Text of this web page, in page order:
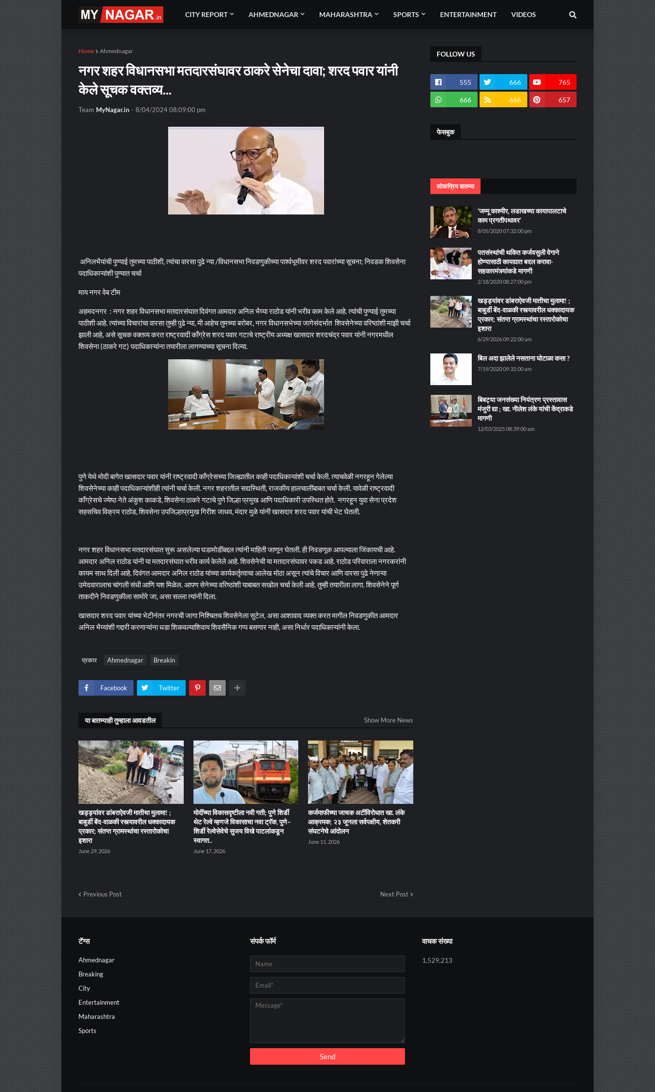
CITY REPORT AHMEDNAGAR MAHARASHTRA SPORTS ENTERTAINMENT VIDEOS
Home Ahmednagar
नगर शहर विधानसभा मतदारसंघावर ठाकरे सेनेचा दावा; शरद पवार यांनी
केले सूचक वक्तव्य...
Team MyNagar.in - 8/04/2024 08:09:00 pm
अनिलभैयांची पुण्याई तुमच्या पाठीशी, त्यांचा वारसा पुढे न्या /विधानसभा निवडणुकीच्या पार्श्वभूमीवर शरद पवारांच्या सूचना; निवडक शिवसेना
पदाधिकाऱ्यांशी पुण्यात चर्चा
माय नगर वेब टीम
अहमदनगर : नगर शहर विधानसभा मतदारसंघात दिवंगत आमदार अनिल भैय्या राठोड यांनी भरीव काम केले आहे. त्यांची पुण्याई तुमच्या
पाठीशी आहे. त्यांच्या विचारांचा वारसा तुम्ही पुढे न्या, मी आहेच तुमच्या बरोबर, नगर विधानसभेच्या जागेसंदर्भात शिवसेनेच्या वरिष्ठांशी माझी चर्चा
झाली आहे, असे सूचक वक्तव्य करत राष्ट्रवादी काँग्रेस शरद पवार गटाचे राष्ट्रीय अध्यक्ष खासदार शरदचंद्र पवार यांनी नगरमधील
शिवसेना (ठाकरे गट) पदाधिकाऱ्यांना तयारीला लागण्याच्या सूचना दिल्या.
पुणे येथे मोदी बागेत खासदार पवार यांनी राष्ट्रवादी काँग्रेसच्या जिल्ह्यातील काही पदाधिकाऱ्यांशी चर्चा केली. त्याचवेळी नगरहून गेलेल्या
शिवसेनेच्या काही पदाधिकाऱ्यांशीही त्यांनी चर्चा केली. नगर शहरातील सद्यस्थिती, राजकीय हालचालींबाबत चर्चा केली. यावेळी राष्ट्रवादी
काँग्रेसचे ज्येष्ठ नेते अंकुश काकडे, शिवसेना ठाकरे गटाचे पुणे जिल्हा प्रमुख आणि पदाधिकारी उपस्थित होते. नगरहून युवा सेना प्रदेश
सहसचिव विक्रम राठोड, शिवसेना उपजिल्हाप्रमुख गिरीश जाधव, मंदार मुळे यांनी खासदार शरद पवार यांची भेट घेतली.
नगर शहर विधानसभा मतदारसंघात सुरू असलेल्या घडामोडींबद्दल त्यांनी माहिती जाणून घेतली. ही निवडणूक आपल्याला जिंकायची आहे.
आमदार अनिल राठोड यांनी या मतदारसंघात भरीव कार्य केलेले आहे. शिवसेनेची या मतदारसंघावर पकड आहे. राठोड परिवाराला नगरकरांनी
कायम साथ दिली आहे. दिवंगत आमदार अनिल राठोड यांच्या कार्यकर्तृत्वाचा आलेख मोठा असून त्यांचे विचार आणि वारसा पुढे नेणाऱ्या
उमेदवारालाच चांगली संधी आणि यश मिळेल. आपण सेनेच्या वरिष्ठांशी याबाबत सखोल चर्चा केली आहे. तुम्ही तयारीला लागा. शिवसेनेने पूर्ण
ताकदीने निवडणुकीला सामोरे जा, असा सल्ला त्यांनी दिला.
खासदार शरद पवार यांच्या भेटीनंतर नगरची जागा निश्चितच शिवसेनेला सुटेल, असा आशावाद व्यक्त करत मागील निवडणुकीत आमदार
अनिल भैय्यांशी गद्दारी करणाऱ्यांना धडा शिकवल्याशिवाय शिवसैनिक गप्प बसणार नाही, असा निर्धार पदाधिकाऱ्यांनी केला.
प्रकार Ahmednagar Breakin
Facebook Twitter
या बातम्याही तुम्हाला आवडतील Show More News
खड्ड्यांवर डांबराऐवजी मातीचा मुलामा! ;
बाबुर्डी बेंद-वाळकी रस्त्यावरील धक्कादायक
प्रकार; संतप्त ग्रामस्थांचा रस्तारोकोचा
इशारा
June 29, 2026
मोदींच्या विकासदृष्टीला नवी गती; पुणे शिर्डी
थेट रेल्वे म्हणजे विकासाचा नवा ट्रॅक, पुणे–
शिर्डी रेल्वेसेवेचे सुजय विखे पाटलांकडून
स्वागत..
June 17, 2026
कर्जमाफीच्या जाचक अटींविरोधात खा. लंके
आक्रमक; २३ जूनला सर्वपक्षीय, शेतकरी
संघटनेचे आंदोलन
June 11, 2026
Previous Post Next Post
FOLLOW US
555 666 765
666 666 657
फेसबुक
लोकप्रिय बातम्या
‘जम्मू काश्मीर, लडाखच्या कायापालटाचे
काम प्रगतीपथावर’
8/05/2020 07:32:00 pm
पतसंस्थांची थकित कर्जवसुली वेगाने
होण्यासाठी कायद्यात बदल करावा-
सहकारमंत्र्यांकडे मागणी
2/18/2020 08:27:00 pm
खड्ड्यांवर डांबराऐवजी मातीचा मुलामा! ;
बाबुर्डी बेंद-वाळकी रस्त्यावरील धक्कादायक
प्रकार; संतप्त ग्रामस्थांचा रस्तारोकोचा
इशारा
6/29/2026 09:22:00 am
बिल अदा झालेले नसताना घोटाळा कसा ?
7/19/2020 09:32:00 am
बिबट्या जनसंख्या नियंत्रण प्रस्तावास
मंजुरी द्या ; खा. नीलेश लंके यांची केंद्राकडे
मागणी
12/03/2025 08:39:00 am
टॅग्स
Ahmednagar
Breaking
City
Entertainment
Maharashtra
Sports
संपर्क फॉर्म वाचक संख्या
1,529,213